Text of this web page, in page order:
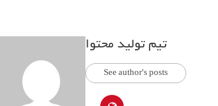
تیم تولید محتوا
See author's posts